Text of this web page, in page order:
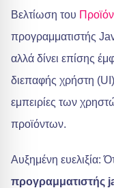
Βελτίωση του Προϊόν
προγραμματιστής
αλλά δίνει επίσης
διεπαφής χρήστη
εμπειρίες των
προϊόντων.
Αυξημένη ευελιξία:
προγραμματιστής